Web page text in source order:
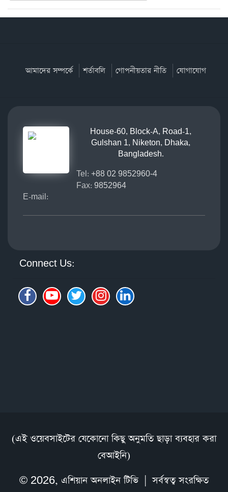
আমাদের সম্পর্কে শর্তাবলি গোপনীয়তার নীতি যোগাযোগ
House-60, Block-A, Road-1,
Gulshan 1, Niketon, Dhaka,
Bangladesh.
Tel: +88 02 9852960-4
Fax: 9852964
E-mail:
Connect Us:
(এই ওয়েবসাইটের যেকোনো কিছু অনুমতি ছাড়া ব্যবহার করা
বেআইনি)
© 2026, এশিয়ান অনলাইন টিভি| সর্বস্বত্ব সংরক্ষিত